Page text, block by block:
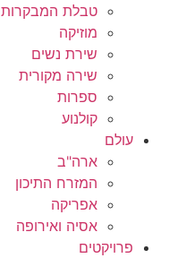
טבלת המבקרות
מוזיקה
שירת נשים
שירה מקורית
ספרות
קולנוע
עולם
ארה"ב
המזרח התיכון
אפריקה
אסיה ואירופה
פרויקטים